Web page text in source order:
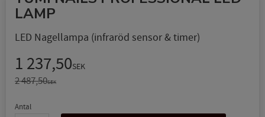
LAMP
LED Nagellampa (infraröd sensor & timer)
Nedsatt pris:
1 237,50SEK
Ordinarie pris:
2 487,50SEK
Antal